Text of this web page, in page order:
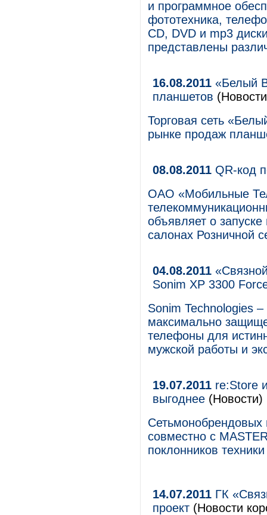
и программное
фототехника,
CD, DVD и mp3
представлены
16.08.2011 «Белый
планшетов
Торговая сеть
рынке продаж
08.08.2011 QR-код
ОАО «Мобильные
объявляет о
салонах Розничной
04.08.2011
Sonim XP 3300
Sonim Technologies
максимально
телефоны для
мужской работы и
19.07.2011 re:Store
выгоднее (Новости)
Cетьмонобрендовых
совместно с
поклонников
14.07.2011 ГК
проект (Новости